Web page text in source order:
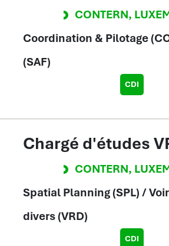
CONTERN,
Coordination & Pilotage
(SAF)
CDI
Chargé d'études
CONTERN,
Spatial Planning (SPL) /
divers (VRD)
CDI